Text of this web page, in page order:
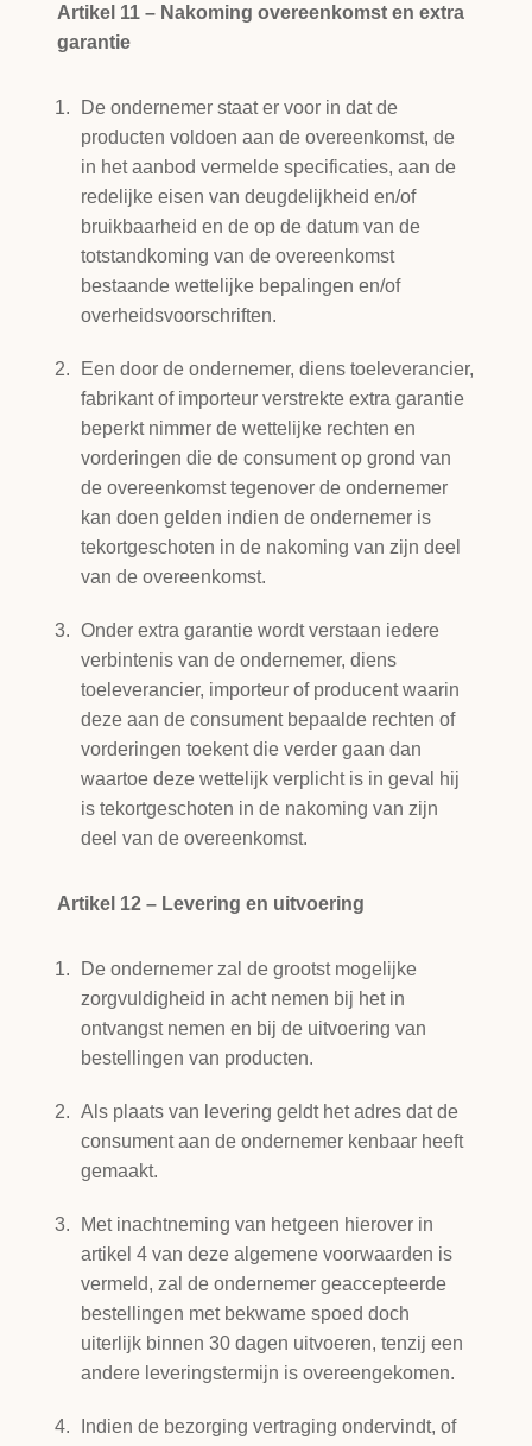
Artikel 11 – Nakoming overeenkomst en extra
garantie
De ondernemer staat er voor in dat de
producten voldoen aan de overeenkomst, de
in het aanbod vermelde specificaties, aan de
redelijke eisen van deugdelijkheid en/of
bruikbaarheid en de op de datum van de
totstandkoming van de overeenkomst
bestaande wettelijke bepalingen en/of
overheidsvoorschriften.
Een door de ondernemer, diens toeleverancier,
fabrikant of importeur verstrekte extra garantie
beperkt nimmer de wettelijke rechten en
vorderingen die de consument op grond van
de overeenkomst tegenover de ondernemer
kan doen gelden indien de ondernemer is
tekortgeschoten in de nakoming van zijn deel
van de overeenkomst.
Onder extra garantie wordt verstaan iedere
verbintenis van de ondernemer, diens
toeleverancier, importeur of producent waarin
deze aan de consument bepaalde rechten of
vorderingen toekent die verder gaan dan
waartoe deze wettelijk verplicht is in geval hij
is tekortgeschoten in de nakoming van zijn
deel van de overeenkomst.
Artikel 12 – Levering en uitvoering
De ondernemer zal de grootst mogelijke
zorgvuldigheid in acht nemen bij het in
ontvangst nemen en bij de uitvoering van
bestellingen van producten.
Als plaats van levering geldt het adres dat de
consument aan de ondernemer kenbaar heeft
gemaakt.
Met inachtneming van hetgeen hierover in
artikel 4 van deze algemene voorwaarden is
vermeld, zal de ondernemer geaccepteerde
bestellingen met bekwame spoed doch
uiterlijk binnen 30 dagen uitvoeren, tenzij een
andere leveringstermijn is overeengekomen.
Indien de bezorging vertraging ondervindt, of